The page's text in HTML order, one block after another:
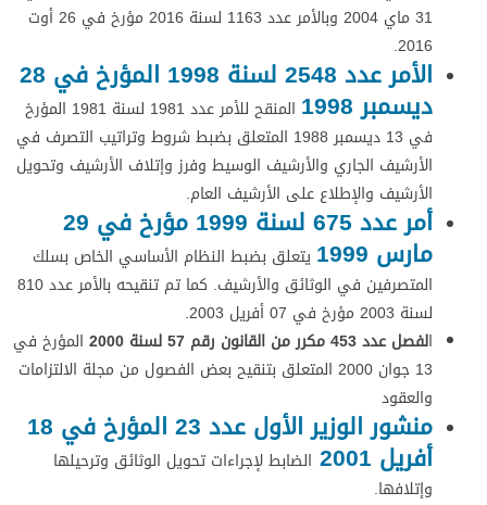
31 ماي 2004 وبالأمر عدد 1163 لسنة 2016 مؤرخ في 26 أوت
2016.
الأمر عدد 2548 لسنة 1998 المؤرخ في 28
ديسمبر 1998
المنقح للأمر عدد 1981 لسنة 1981 المؤرخ
في 13 ديسمبر 1988 المتعلق بضبط شروط وتراتيب التصرف في
الأرشيف الجاري والأرشيف الوسيط وفرز وإتلاف الأرشيف وتحويل
الأرشيف والإطلاع على الأرشيف العام.
أمر عدد 675 لسنة 1999 مؤرخ في 29
مارس 1999
يتعلق بضبط النظام الأساسي الخاص بسلك
المتصرفين في الوثائق والأرشيف. كما تم تنقيحه بالأمر عدد 810
لسنة 2003 مؤرخ في 07 أفريل 2003.
الفصل عدد 453 مكرر من القانون رقم 57 لسنة 2000
المؤرخ في
13 جوان 2000 المتعلق بتنقيح بعض الفصول من مجلة الالتزامات
والعقود
منشور الوزير الأول عدد 23 المؤرخ في 18
أفريل 2001
الضابط لإجراءات تحويل الوثائق وترحيلها
وإتلافها.